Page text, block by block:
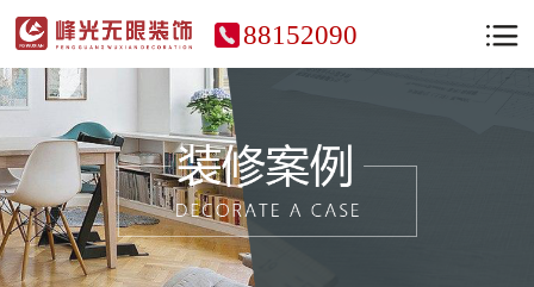
88152090